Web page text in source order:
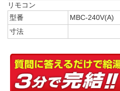
リモコン
型番
MBC-240V(A)
寸法